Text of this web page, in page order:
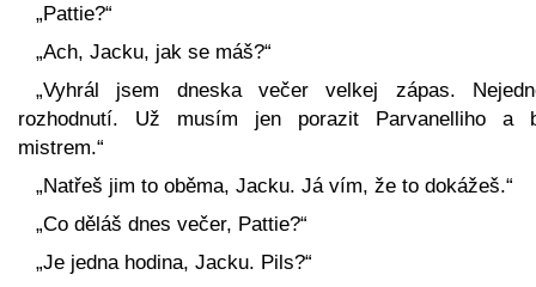
„Pattie?“
„Ach, Jacku, jak se máš?“
„Vyhrál jsem dneska večer velkej zápas.
rozhodnutí. Už musím jen porazit Parvanelliho a
mistrem.“
„Natřeš jim to oběma, Jacku. Já vím, že to dokážeš.“
„Co děláš dnes večer, Pattie?“
„Je jedna hodina, Jacku. Pils?“